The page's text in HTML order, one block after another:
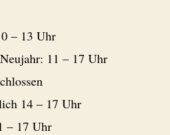
– 13 Uhr
11 – 17 Uhr
14 – 17 Uhr
– 17 Uhr